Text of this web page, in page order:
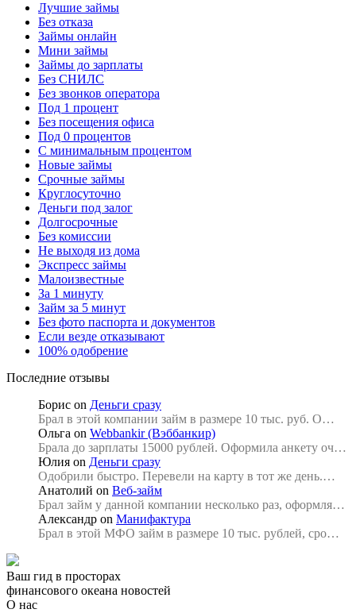
Лучшие займы
Без отказа
Займы онлайн
Мини займы
Займы до зарплаты
Без СНИЛС
Без звонков оператора
Под 1 процент
Без посещения офиса
Под 0 процентов
С минимальным процентом
Новые займы
Срочные займы
Круглосуточно
Деньги под залог
Долгосрочные
Без комиссии
Не выходя из дома
Экспресс займы
Малоизвестные
За 1 минуту
Займ за 5 минут
Без фото паспорта и документов
Если везде отказывают
100% одобрение
Последние отзывы
Борис on Деньги сразу
Брал в этой компании займ в размере 10 тыс. руб. О…
Ольга on Webbankir (Вэббанкир)
Брала до зарплаты 15000 рублей. Оформила анкету оч…
Юлия on Деньги сразу
Одобрили быстро. Перевели на карту в тот же день.…
Анатолий on Веб-займ
Брал займ у данной компании несколько раз, оформля…
Александр on Манифактура
Брал в этой МФО займ в размере 10 тыс. рублей, сро…
Ваш гид в просторах
финансового океана новостей
О нас